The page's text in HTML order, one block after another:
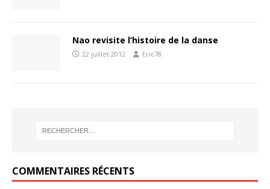
Nao revisite l’histoire de la danse
22 juillet 2012 Eric78
COMMENTAIRES RÉCENTS